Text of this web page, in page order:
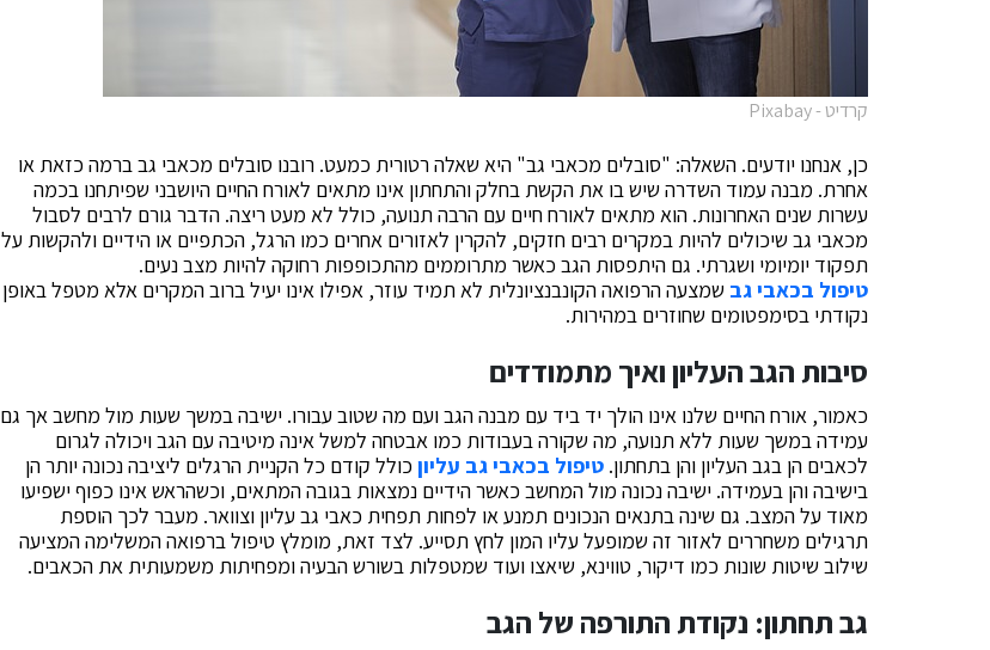
קרדיט - Pixabay
כן, אנחנו יודעים. השאלה: "סובלים מכאבי גב" היא שאלה רטורית כמעט. רובנו סובלים מכאבי גב ברמה כזאת או
אחרת. מבנה עמוד השדרה שיש בו את הקשת בחלק והתחתון אינו מתאים לאורח החיים היושבני שפיתחנו בכמה
עשרות שנים האחרונות. הוא מתאים לאורח חיים עם הרבה תנועה, כולל לא מעט ריצה. הדבר גורם לרבים לסבול
מכאבי גב שיכולים להיות במקרים רבים חזקים, להקרין לאזורים אחרים כמו הרגל, הכתפיים או הידיים ולהקשות על
תפקוד יומיומי ושגרתי. גם היתפסות הגב כאשר מתרוממים מהתכופפות רחוקה להיות מצב נעים.
טיפול בכאבי גב שמצעה הרפואה הקונבנציונלית לא תמיד עוזר, אפילו אינו יעיל ברוב המקרים אלא מטפל באופן
נקודתי בסימפטומים שחוזרים במהירות.
סיבות הגב העליון ואיך מתמודדים
כאמור, אורח החיים שלנו אינו הולך יד ביד עם מבנה הגב ועם מה שטוב עבורו. ישיבה במשך שעות מול מחשב אך גם
עמידה במשך שעות ללא תנועה, מה שקורה בעבודות כמו אבטחה למשל אינה מיטיבה עם הגב ויכולה לגרום
לכאבים הן בגב העליון והן בתחתון. טיפול בכאבי גב עליון כולל קודם כל הקניית הרגלים ליציבה נכונה יותר הן
בישיבה והן בעמידה. ישיבה נכונה מול המחשב כאשר הידיים נמצאות בגובה המתאים, וכשהראש אינו כפוף ישפיעו
מאוד על המצב. גם שינה בתנאים הנכונים תמנע או לפחות תפחית כאבי גב עליון וצוואר. מעבר לכך הוספת
תרגילים משחררים לאזור זה שמופעל עליו המון לחץ תסייע. לצד זאת, מומלץ טיפול ברפואה המשלימה המציעה
שילוב שיטות שונות כמו דיקור, טווינא, שיאצו ועוד שמטפלות בשורש הבעיה ומפחיתות משמעותית את הכאבים.
גב תחתון: נקודת התורפה של הגב